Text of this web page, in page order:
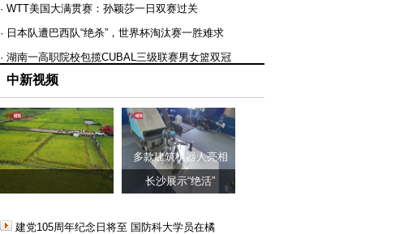
· WTT美国大满贯赛：孙颖莎一日双赛过关
· 日本队遭巴西队“绝杀”，世界杯淘汰赛一胜难求
· 湖南一高职院校包揽CUBAL三级联赛男女篮双冠
中新视频
多款建筑机器人亮相
长沙展示“绝活”
建党105周年纪念日将至 国防科大学员在橘